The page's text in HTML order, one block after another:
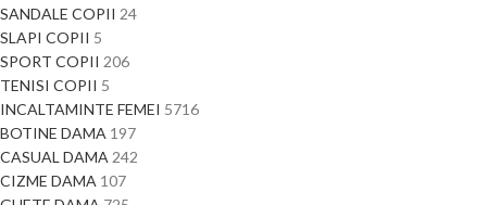
SANDALE COPII 24
SLAPI COPII 5
SPORT COPII 206
TENISI COPII 5
INCALTAMINTE FEMEI 5716
BOTINE DAMA 197
CASUAL DAMA 242
CIZME DAMA 107